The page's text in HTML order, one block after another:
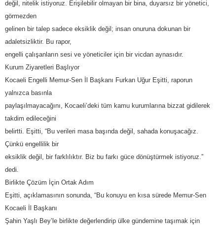
değil, nitelik istiyoruz. Erişilebilir olmayan bir bina, duyarsız bir yönetici,
görmezden
gelinen bir talep sadece eksiklik değil; insan onuruna dokunan bir
adaletsizliktir. Bu rapor,
engelli çalışanların sesi ve yöneticiler için bir vicdan aynasıdır.
Kurum Ziyaretleri Başlıyor
Kocaeli Engelli Memur-Sen İl Başkanı Furkan Uğur Eşitti, raporun
yalnızca basınla
paylaşılmayacağını, Kocaeli’deki tüm kamu kurumlarına bizzat gidilerek
takdim edileceğini
belirtti. Eşitti, “Bu verileri masa başında değil, sahada konuşacağız.
Çünkü engellilik bir
eksiklik değil, bir farklılıktır. Biz bu farkı güce dönüştürmek istiyoruz.”
dedi.
Birlikte Çözüm İçin Ortak Adım
Eşitti, açıklamasının sonunda, “Bu konuyu en kısa sürede Memur-Sen
Kocaeli İl Başkanı
Şahin Yaşlı Bey’le birlikte değerlendirip ülke gündemine taşımak için